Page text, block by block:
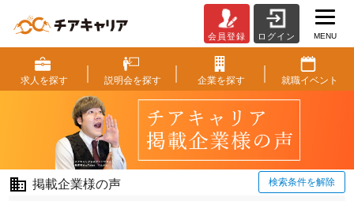
掲
載
企
声
会員登録 ログイン MENU
求人を探す 説明会を探す 企業を探す 就職イベント
掲載企業様の声 検索条件を解除